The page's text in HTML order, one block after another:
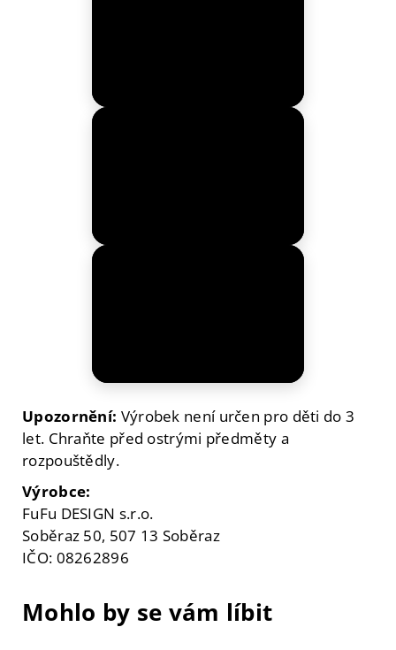
Upozornění: Výrobek není určen pro děti do 3
let. Chraňte před ostrými předměty a
rozpouštědly.
Výrobce:
FuFu DESIGN s.r.o.
Soběraz 50, 507 13 Soběraz
IČO: 08262896